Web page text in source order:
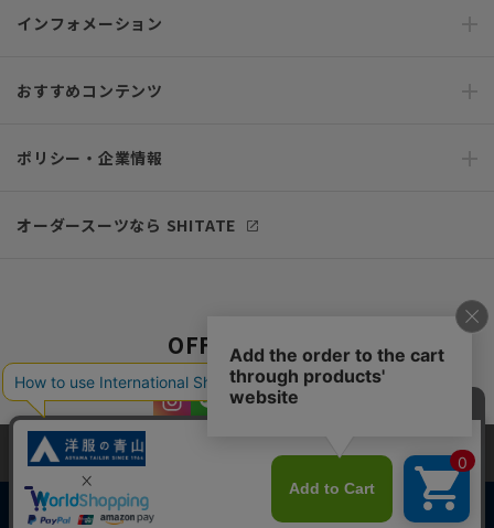
インフォメーション
おすすめコンテンツ
ポリシー・企業情報
オーダースーツなら SHITATE
OFFICIAL SNS
当サイトでは、快適な閲覧体験とコンテンツ改善のためにCookieを使用
しています。閲覧を続けることで、Cookieの使用に同意したものとみな